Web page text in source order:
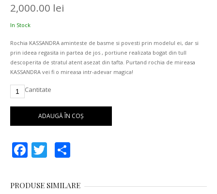
2,000.00 lei
In Stock
Rochia KASSANDRA aminteste de basme si povesti prin modelul ei, dar si
prin ideea regasita in partea de jos , portiune realizata bogat din tull
descoperita de stratul atent asezat din tafta. Purtand rochia de mireasa
KASSANDRA vei fi o mireasa intr-adevar magica!
Cantitate
ADAUGĂ ÎN COȘ
Facebook
Twitter
PRODUSE SIMILARE